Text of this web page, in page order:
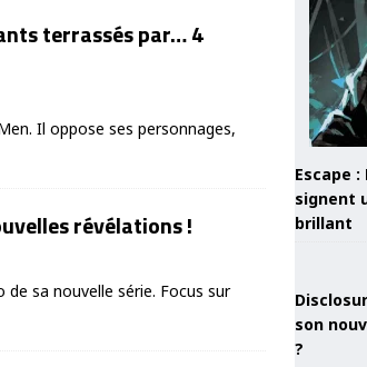
terrassés par… 4
Il oppose ses personnages,
révélations !
sa nouvelle série. Focus sur
Escape
signent
brillant
son
?